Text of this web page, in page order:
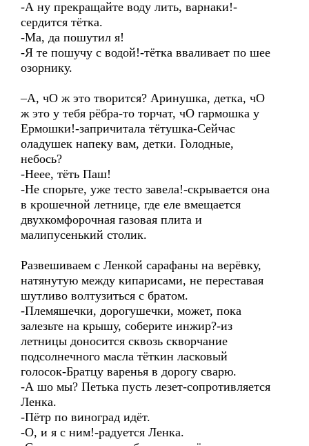
-А ну прекращайте воду лить, варнаки!-
сердится тётка.
-Ма, да пошутил я!
-Я те пошучу с водой!-тётка вваливает по шее
озорнику.
–А, чО ж это творится? Аринушка, детка, чО
ж это у тебя рёбра-то торчат, чО гармошка у
Ермошки!-запричитала тётушка-Сейчас
оладушек напеку вам, детки. Голодные,
небось?
-Неее, тёть Паш!
-Не спорьте, уже тесто завела!-скрывается она
в крошечной летнице, где еле вмещается
двухкомфорочная газовая плита и
малипусенький столик.
Развешиваем с Ленкой сарафаны на верёвку,
натянутую между кипарисами, не переставая
шутливо волтузиться с братом.
-Племяшечки, дорогушечки, может, пока
залезьте на крышу, соберите инжир?-из
летницы доносится сквозь скворчание
подсолнечного масла тёткин ласковый
голосок-Братцу варенья в дорогу сварю.
-А шо мы? Петька пусть лезет-сопротивляется
Ленка.
-Пётр по виноград идёт.
-О, и я с ним!-радуется Ленка.